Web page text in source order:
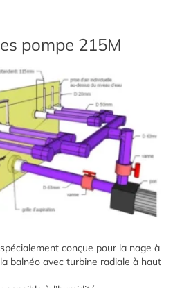
pompe 215M
conçue pour la nage à
balnéo avec turbine radiale à haut